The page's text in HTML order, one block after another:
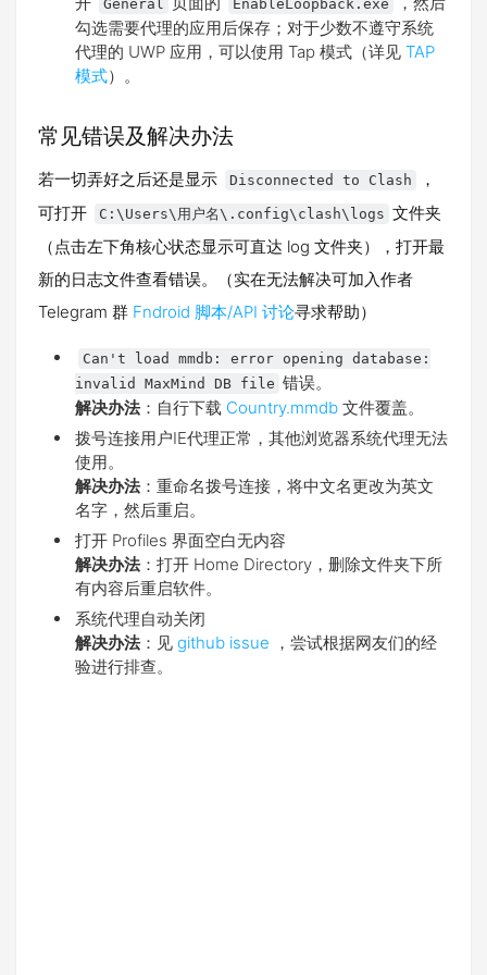
General EnableLoopback.exe
勾选需要代理的应用后保存；对于少数不遵守系统
代理的 UWP 应用，可以使用 Tap 模式（详见 TAP
模式）。
常见错误及解决办法
若一切弄好之后还是显示 Disconnected to Clash
，
可打开
C:\Users\用户名\.config\clash\logs 文件夹
（点击左下角核心状态显示可直达 log 文件夹），打开最
新的日志文件查看错误。（实在无法解决可加入作者
Telegram 群 Fndroid 脚本/API 讨论寻求帮助）
Can't load mmdb: error opening database:
invalid MaxMind DB file 错误。
解决办法：自行下载 Country.mmdb 文件覆盖。
拨号连接用户IE代理正常，其他浏览器系统代理无法
使用。
解决办法：重命名拨号连接，将中文名更改为英文
名字，然后重启。
打开 Profiles 界面空白无内容
解决办法：打开 Home Directory，删除文件夹下所
有内容后重启软件。
系统代理自动关闭
解决办法：见 github issue ，尝试根据网友们的经
验进行排查。